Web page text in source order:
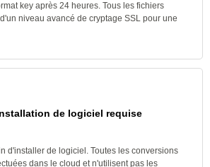
key après 24 heures. Tous les fichiers
niveau avancé de cryptage SSL pour une
de logiciel requise
d'installer de logiciel. Toutes les conversions
dans le cloud et n'utilisent pas les